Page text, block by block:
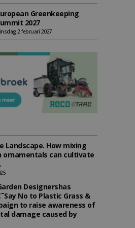
Greenkeeping
2027
2 februari 2027
Landscape. How mixing
can cultivate
Designershas
No to Plastic Grass &
to raise awareness of
damage caused by